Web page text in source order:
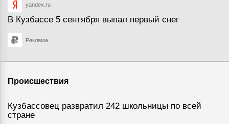
yandex.ru
В Кузбассе 5 сентября выпал первый снег
Реклама
Происшествия
Кузбассовец развратил 242 школьницы по всей
стране